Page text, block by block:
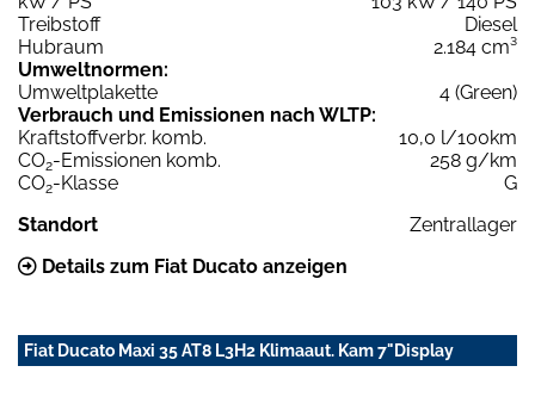
Treibstoff
Diesel
Hubraum
2.184 cm³
Umweltnormen:
Umweltplakette
4 (Green)
Verbrauch und Emissionen nach WLTP:
Kraftstoffverbr. komb.
10,0 l/100km
CO2-Emissionen komb.
258 g/km
CO2-Klasse
G
Standort
Zentrallager
Details zum Fiat Ducato anzeigen
Fiat Ducato Maxi 35 AT8 L3H2 Klimaaut. Kam 7"Display